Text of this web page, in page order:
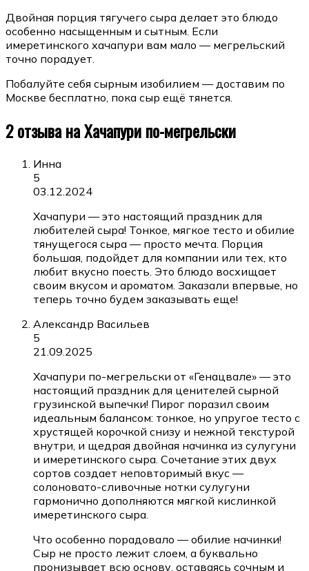
Двойная порция тягучего сыра делает это блюдо
особенно насыщенным и сытным. Если
имеретинского хачапури вам мало — мегрельский
точно порадует.
Побалуйте себя сырным изобилием — доставим по
Москве бесплатно, пока сыр ещё тянется.
2 отзыва наХачапури по-мегрельски
Инна
5
03.12.2024
Хачапури — это настоящий праздник для
любителей сыра! Тонкое, мягкое тесто и обилие
тянущегося сыра — просто мечта. Порция
большая, подойдет для компании или тех, кто
любит вкусно поесть. Это блюдо восхищает
своим вкусом и ароматом. Заказали впервые, но
теперь точно будем заказывать еще!
Александр Васильев
5
21.09.2025
Хачапури по-мегрельски от «Генацвале» — это
настоящий праздник для ценителей сырной
грузинской выпечки! Пирог поразил своим
идеальным балансом: тонкое, но упругое тесто с
хрустящей корочкой снизу и нежной текстурой
внутри, и щедрая двойная начинка из сулугуни
и имеретинского сыра. Сочетание этих двух
сортов создает неповторимый вкус —
солоновато-сливочные нотки сулугуни
гармонично дополняются мягкой кислинкой
имеретинского сыра.
Что особенно порадовало — обилие начинки!
Сыр не просто лежит слоем, а буквально
пронизывает всю основу, оставаясь сочным и